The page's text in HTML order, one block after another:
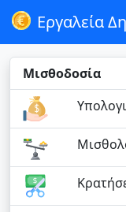
Εργαλεία
Μισθοδοσία